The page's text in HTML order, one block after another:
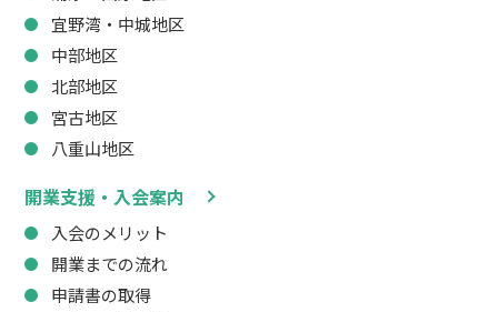
宜野湾・中城地区
中部地区
北部地区
宮古地区
八重山地区
開業支援・入会案内
入会のメリット
開業までの流れ
申請書の取得